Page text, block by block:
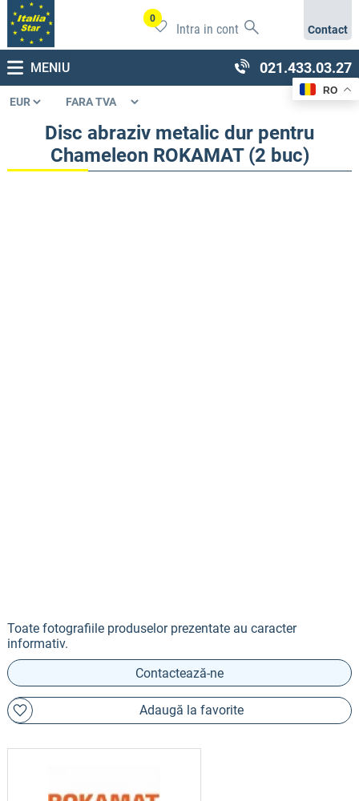
0
Intra in cont Contact
MENIU 021.433.03.27
Disc abraziv metalic dur pentru
Chameleon ROKAMAT (2 buc)
Toate fotografiile produselor prezentate au caracter
informativ.
Contactează-ne
Adaugă la favorite
RO